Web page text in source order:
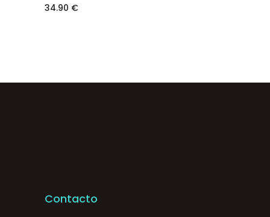
34.90 €
Contacto